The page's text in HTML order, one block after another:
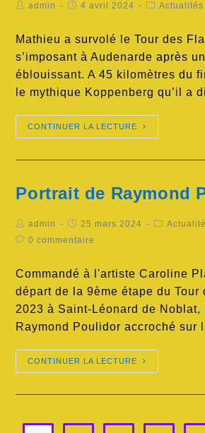
admin 4 avril 2024 Actualités
Mathieu a survolé le Tour des
s’imposant à Audenarde après
éblouissant. A 45 kilomètres du
le mythique Koppenberg qu’il a
CONTINUER LA LECTURE
Portrait de Raymond
admin 25 mars 2024
0 commentaire
Commandé à l'artiste Caroline
départ de la 9ème étape du Tour
2023 à Saint-Léonard de Noblat,
Raymond Poulidor accroché sur
CONTINUER LA LECTURE